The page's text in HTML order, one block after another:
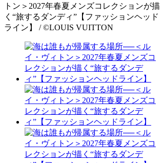
トン＞2027年春夏メンズコレクションが描
く“旅するダンディ”【ファッションヘッド
ライン】 / ©LOUIS VUITTON